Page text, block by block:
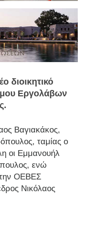
διοικητικό
Εργολάβων
Βαγιακάκος,
ταμίας ο
οι Εμμανουήλ
ενώ
ΟΕΒΕΣ
Νικόλαος